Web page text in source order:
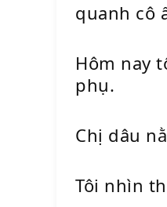
quanh cô
Hôm nay
phụ.
Chị dâu
Tôi nhìn